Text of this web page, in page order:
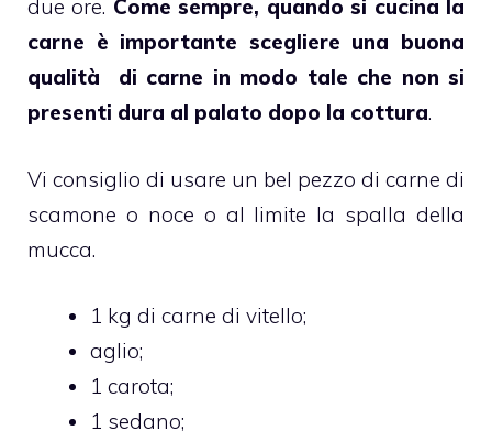
due ore. Come sempre, quando si cucina la
carne è importante scegliere una buona
qualità di carne in modo tale che non si
presenti dura al palato dopo la cottura.
Vi consiglio di usare un bel pezzo di carne di
scamone o noce o al limite la spalla della
mucca.
1 kg di carne di vitello;
aglio;
1 carota;
1 sedano;